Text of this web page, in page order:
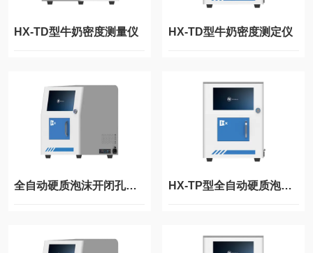
HX-TD型牛奶密度测量仪 HX-TD型牛奶密度测定仪
全自动硬质泡沫开闭孔率仪 HX-TP型全自动硬质泡沫开闭孔率仪